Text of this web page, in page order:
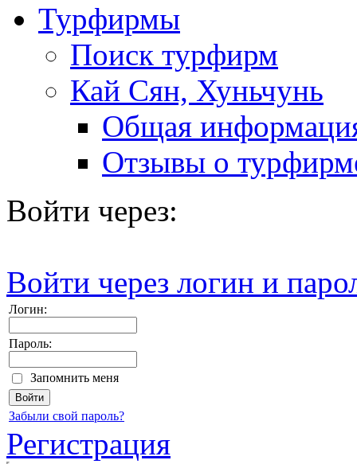
Турфирмы
Поиск турфирм
Кай Сян, Хуньчунь
Общая
Отзывы о
Войти через:
Войти через логин и
Логин:
Пароль:
Запомнить меня
Забыли свой пароль?
Регистрация